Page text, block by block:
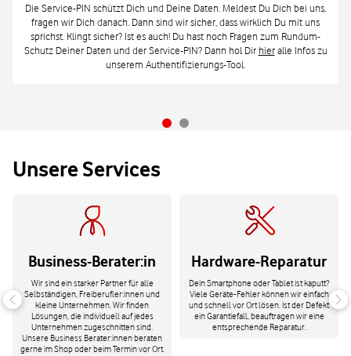
Die Service-PIN schützt Dich und Deine Daten. Meldest Du Dich bei uns,
fragen wir Dich danach. Dann sind wir sicher, dass wirklich Du mit uns
sprichst. Klingt sicher? Ist es auch! Du hast noch Fragen zum Rundum-
Schutz Deiner Daten und der Service-PIN? Dann hol Dir hieralle Infos zu
unserem Authentifizierungs-Tool.
Unsere Services
Business-Berater:in
Wir sind ein starker Partner für alle
Selbständigen, Freiberufler:innen und
kleine Unternehmen. Wir finden
Lösungen, die individuell auf jedes
Unternehmen zugeschnitten sind.
Unsere Business Berater:innen beraten
gerne im Shop oder beim Termin vor Ort.
Hardware-Reparatur
Dein Smartphone oder Tablet ist kaputt?
Viele Geräte-Fehler können wir einfach
und schnell vor Ort lösen. Ist der Defekt
ein Garantiefall, beauftragen wir eine
entsprechende Reparatur.